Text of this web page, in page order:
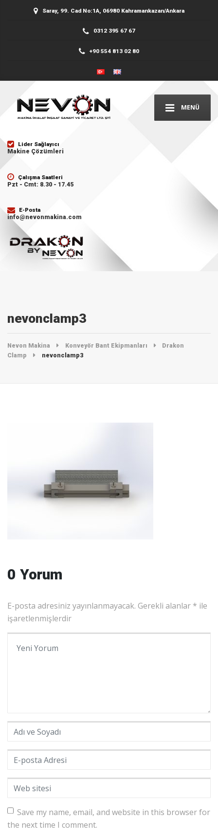
Saray, 99. Cad No:1A, 06980 Kahramankazan/Ankara
0312 395 67 67
+90 554 813 02 80
MENÜ
Lider Sağlayıcı
Makine Çözümleri
Çalışma Saatleri
Pzt - Cmt: 8.30 - 17.45
E-Posta
info@nevonmakina.com
nevonclamp3
Nevon Makina Konveyör Bant Ekipmanları
Drakon
Clamp
nevonclamp3
0 Yorum
E-posta adresiniz yayınlanmayacak. Gerekli alanlar * ile
işaretlenmişlerdir
Adı ve Soyadı *
E-posta Adresi
Web sitesi
Save my name, email, and website in this browser for
the next time I comment.